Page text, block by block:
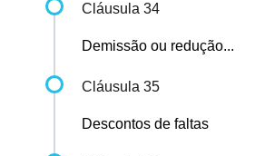
Cláusula 34
Demissão ou redução...
Cláusula 35
Descontos de faltas